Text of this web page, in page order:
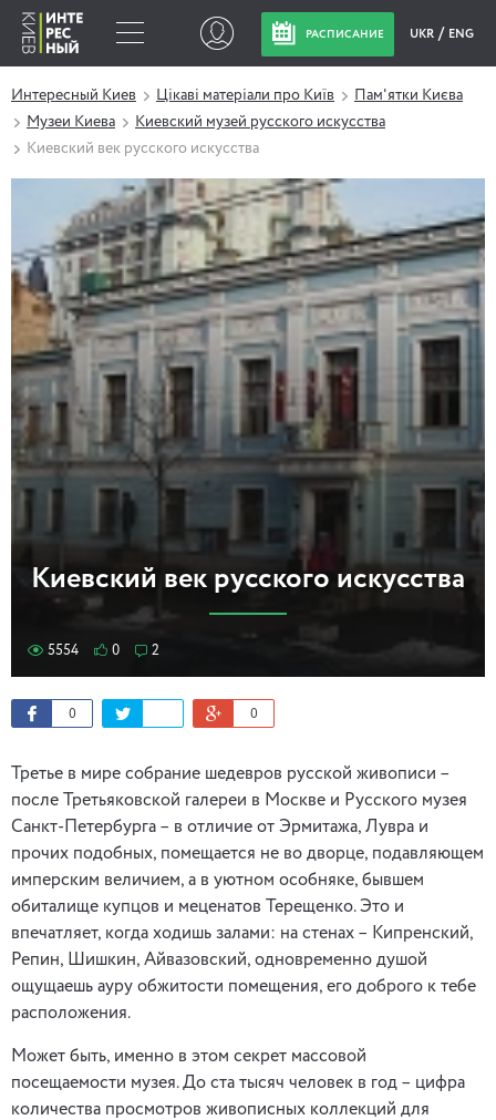
РАСПИСАНИЕ UKR ENG
Интересный Киев Цікаві матеріали про Київ
Пам'ятки Києва
Музеи Киева
Киевский музей русского искусства
Киевский век русского искусства
Киевский век русского искусства
5554 0 2
0 0
Третье в мире собрание шедевров русской живописи –
после Третьяковской галереи в Москве и Русского музея
Санкт-Петербурга – в отличие от Эрмитажа, Лувра и
прочих подобных, помещается не во дворце, подавляющем
имперским величием, а в уютном особняке, бывшем
обиталище купцов и меценатов Терещенко. Это и
впечатляет, когда ходишь залами: на стенах – Кипренский,
Репин, Шишкин, Айвазовский, одновременно душой
ощущаешь ауру обжитости помещения, его доброго к тебе
расположения.
Может быть, именно в этом секрет массовой
посещаемости музея. До ста тысяч человек в год – цифра
количества просмотров живописных коллекций для